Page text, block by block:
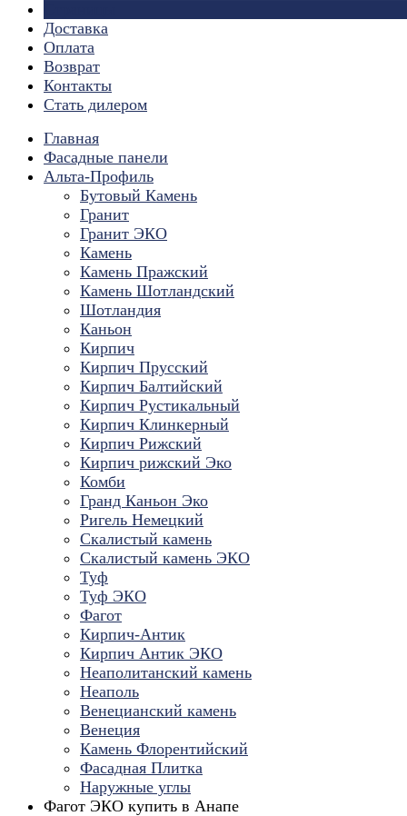
Доставка
Оплата
Возврат
Контакты
Стать дилером
Главная
Фасадные панели
Альта-Профиль
Бутовый Камень
Гранит
Гранит ЭКО
Камень
Камень Пражский
Камень Шотландский
Шотландия
Каньон
Кирпич
Кирпич Прусский
Кирпич Балтийский
Кирпич Рустикальный
Кирпич Клинкерный
Кирпич Рижский
Кирпич рижский Эко
Комби
Гранд Каньон Эко
Ригель Немецкий
Скалистый камень
Скалистый камень ЭКО
Туф
Туф ЭКО
Фагот
Кирпич-Антик
Кирпич Антик ЭКО
Неаполитанский камень
Неаполь
Венецианский камень
Венеция
Камень Флорентийский
Фасадная Плитка
Наружные углы
Фагот ЭКО купить в Анапе